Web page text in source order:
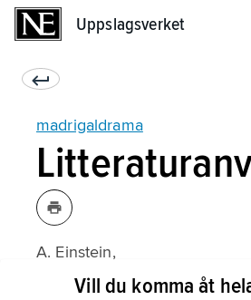
Uppslagsverket
madrigaldrama
A. Einstein,
The Italian Madrigal
Vill du komma åt